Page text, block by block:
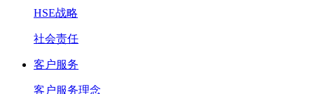
HSE战略
社会责任
客户服务
客户服务理念